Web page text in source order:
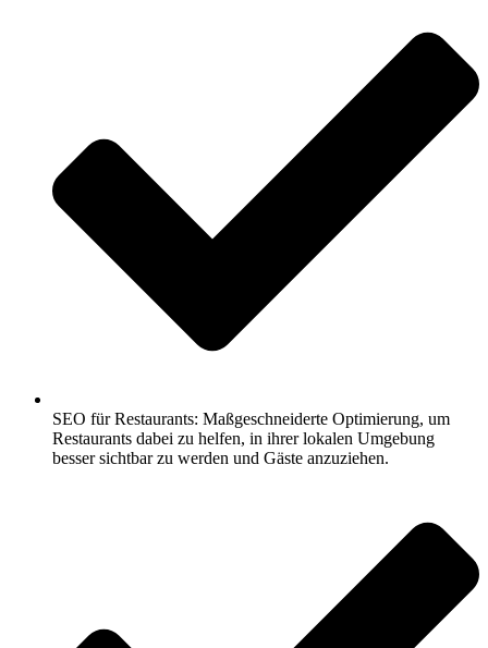
SEO für Restaurants: Maßgeschneiderte Optimierung, um
Restaurants dabei zu helfen, in ihrer lokalen Umgebung
besser sichtbar zu werden und Gäste anzuziehen.